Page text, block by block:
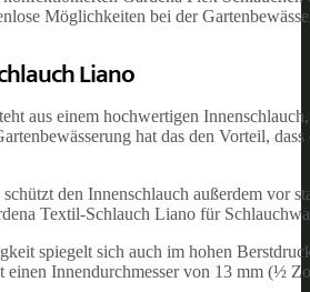
Möglichkeiten bei der
Liano
aus einem hochwertigen
hat das den Vorteil,
den Innenschlauch außerdem vor
Textil-Schlauch Liano für
spiegelt sich auch im hohen
einen Innendurchmesser von 13 mm (½